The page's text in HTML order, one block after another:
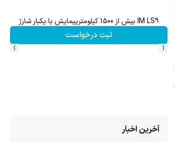
IM LS9 بیش از 1500 کیلومترپیمایش با یکبار شارژ
ثبت درخواست
‹
›
آخرین اخبار